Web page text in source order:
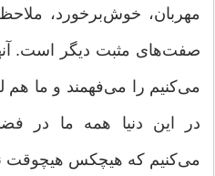
مهربان، خوش‌برخورد،
صفت‌های مثبت دیگر است.
می‌کنیم را می‌فهمند و ما هم
در این دنیا همه ما در
می‌کنیم که هیچکس هیچوقت